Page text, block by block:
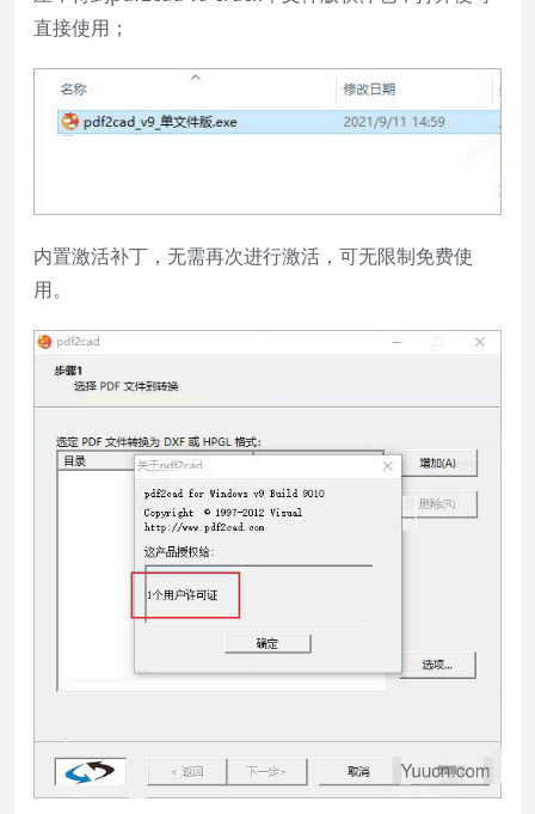
直接使用；
内置激活补丁，无需再次进行激活，可无限制免费使
用。